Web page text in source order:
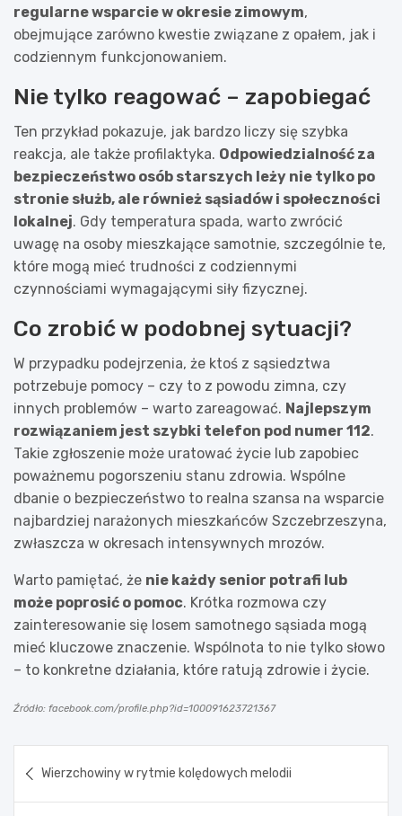
regularne wsparcie w okresie zimowym,
obejmujące zarówno kwestie związane z opałem, jak i
codziennym funkcjonowaniem.
Nie tylko reagować – zapobiegać
Ten przykład pokazuje, jak bardzo liczy się szybka
reakcja, ale także profilaktyka. Odpowiedzialność za
bezpieczeństwo osób starszych leży nie tylko po
stronie służb, ale również sąsiadów i społeczności
lokalnej. Gdy temperatura spada, warto zwrócić
uwagę na osoby mieszkające samotnie, szczególnie te,
które mogą mieć trudności z codziennymi
czynnościami wymagającymi siły fizycznej.
Co zrobić w podobnej sytuacji?
W przypadku podejrzenia, że ktoś z sąsiedztwa
potrzebuje pomocy – czy to z powodu zimna, czy
innych problemów – warto zareagować. Najlepszym
rozwiązaniem jest szybki telefon pod numer 112.
Takie zgłoszenie może uratować życie lub zapobiec
poważnemu pogorszeniu stanu zdrowia. Wspólne
dbanie o bezpieczeństwo to realna szansa na wsparcie
najbardziej narażonych mieszkańców Szczebrzeszyna,
zwłaszcza w okresach intensywnych mrozów.
Warto pamiętać, że nie każdy senior potrafi lub
może poprosić o pomoc. Krótka rozmowa czy
zainteresowanie się losem samotnego sąsiada mogą
mieć kluczowe znaczenie. Wspólnota to nie tylko słowo
– to konkretne działania, które ratują zdrowie i życie.
Źródło: facebook.com/profile.php?id=100091623721367
wpisu
Wierzchowiny w rytmie kolędowych melodii